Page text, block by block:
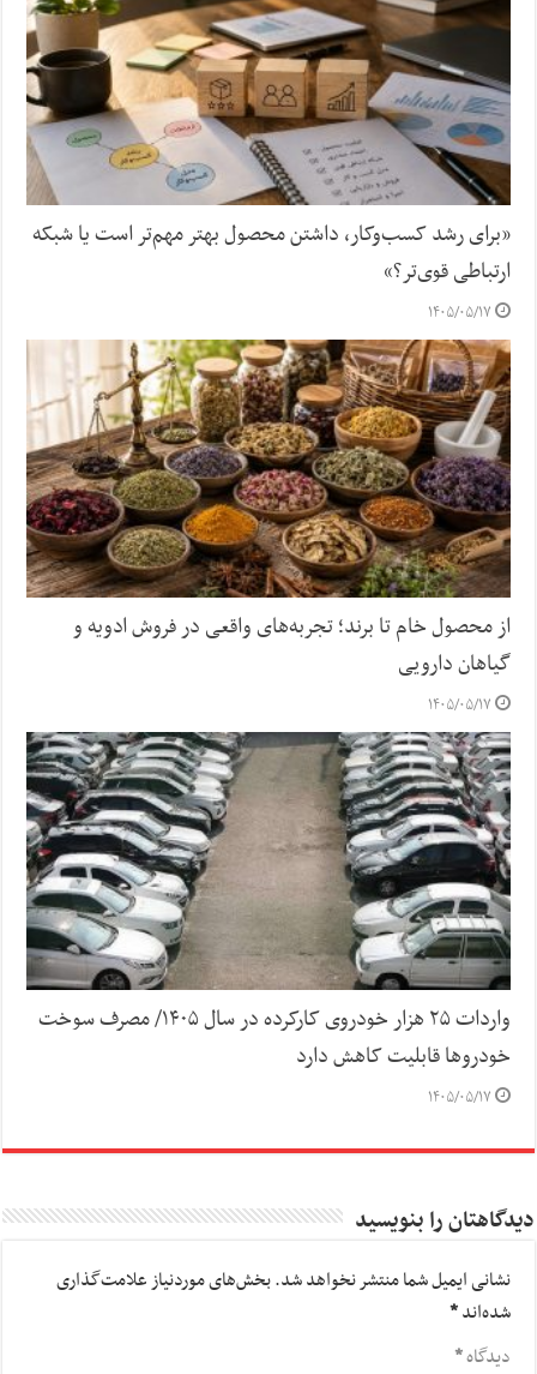
«برای رشد کسب‌وکار، داشتن محصول بهتر مهم‌تر است یا شبکه
ارتباطی قوی‌تر؟»
۱۴۰۵/۰۵/۱۷
از محصول خام تا برند؛ تجربه‌های واقعی در فروش ادویه و
گیاهان دارویی
۱۴۰۵/۰۵/۱۷
واردات ۲۵ هزار خودروی کارکرده در سال ۱۴۰۵/ مصرف سوخت
خودرو‌ها قابلیت کاهش دارد
۱۴۰۵/۰۵/۱۷
دیدگاهتان را بنویسید
نشانی ایمیل شما منتشر نخواهد شد.بخش‌های موردنیاز علامت‌گذاری
شده‌اند*
دیدگاه*